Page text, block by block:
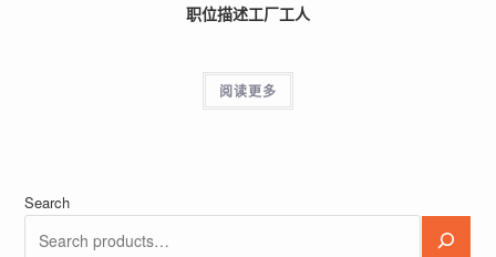
职位描述工厂工人
阅读更多
Search